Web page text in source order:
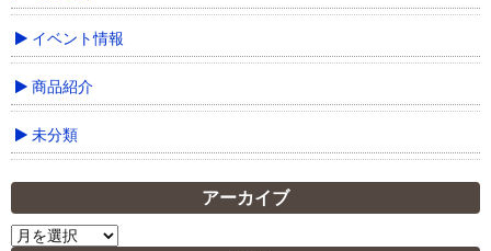
イベント情報
商品紹介
未分類
アーカイブ
ア